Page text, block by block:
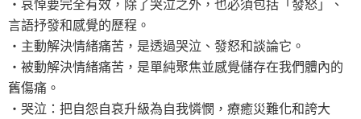
‧哀悼要完全有效，除了哭泣之外，也必須包括「發怒」、
言語抒發和感覺的歷程。
‧主動解決情緒痛苦，是透過哭泣、發怒和談論它。
‧被動解決情緒痛苦，是單純聚焦並感覺儲存在我們體內的
舊傷痛。
‧哭泣：把自怨自哀升級為自我憐憫，療癒災難化和誇大